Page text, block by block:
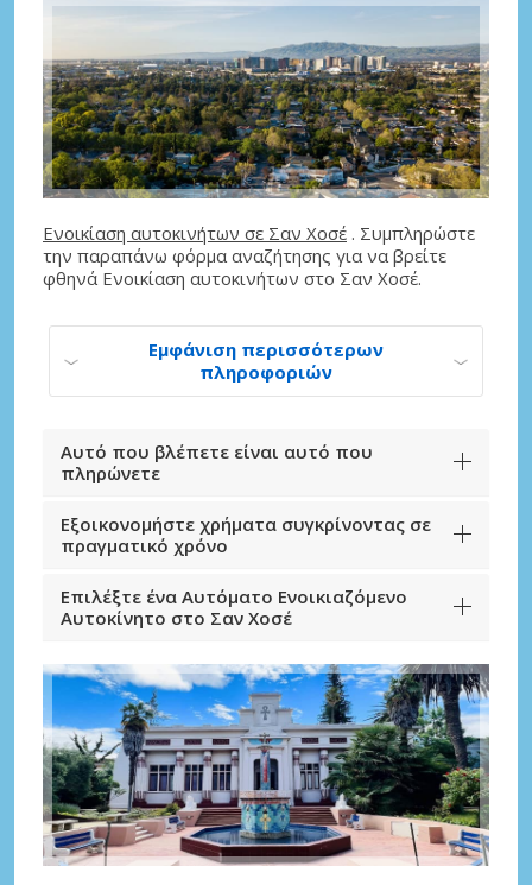
Ενοικίαση αυτοκινήτων σε Σαν Χοσέ . Συμπληρώστε
την παραπάνω φόρμα αναζήτησης για να βρείτε
φθηνά Ενοικίαση αυτοκινήτων στο Σαν Χοσέ.
Εμφάνιση περισσότερων
πληροφοριών
Αυτό που βλέπετε είναι αυτό που
πληρώνετε
Εξοικονομήστε χρήματα συγκρίνοντας σε
πραγματικό χρόνο
Επιλέξτε ένα Αυτόματο Ενοικιαζόμενο
Αυτοκίνητο στο Σαν Χοσέ